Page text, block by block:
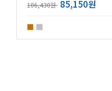
106,430원 85,150원